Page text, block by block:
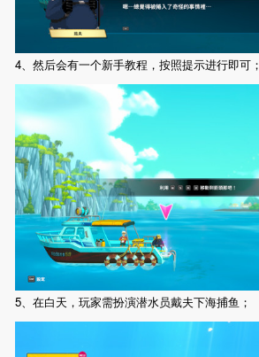
4、然后会有一个新手教程，按照提示进行即可；
5、在白天，玩家需扮演潜水员戴夫下海捕鱼；